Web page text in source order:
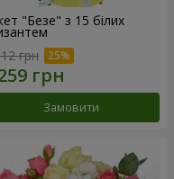
"Безе" з 15 білих
грн
Замовити